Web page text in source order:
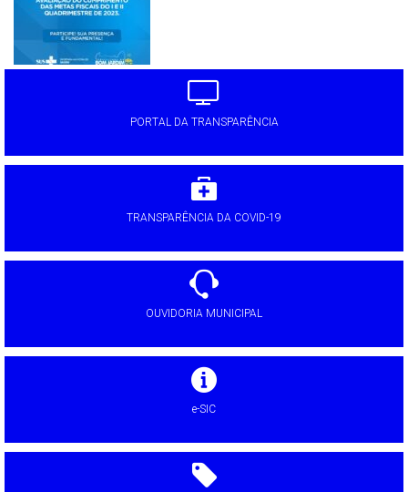
PORTAL DA TRANSPARÊNCIA
TRANSPARÊNCIA DA COVID-19
OUVIDORIA MUNICIPAL
e-SIC